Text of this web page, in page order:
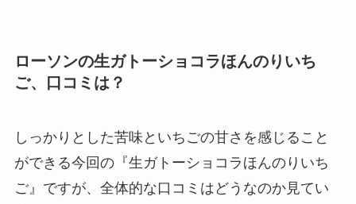
ローソンの生ガトーショコラほんのりいち
ご、口コミは？
しっかりとした苦味といちごの甘さを感じること
ができる今回の『生ガトーショコラほんのりいち
ご』ですが、全体的な口コミはどうなのか見てい